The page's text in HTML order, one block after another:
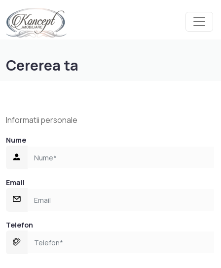
Cererea ta
Informatii personale
Nume
Email
Telefon